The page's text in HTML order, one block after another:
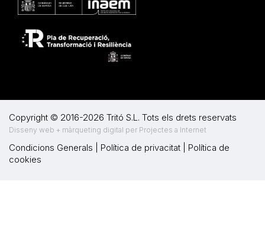
Copyright © 2016-2026 Tritó S.L. Tots els drets reservats
Disseny web + màrqueting digital per Projectes a Internet
Condicions Generals Política de privacitat
Política de
cookies